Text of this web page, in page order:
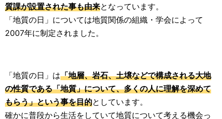
質課が設置された事も由来となっています。
「地質の日」については地質関係の組織・学会によって
2007年に制定されました。
「地質の日」は「地層、岩石、土壌などで構成される大地
の性質である「地質」について、多くの人に理解を深めて
もらう」という事を目的としています。
確かに普段から生活をしていて地質について考える機会っ